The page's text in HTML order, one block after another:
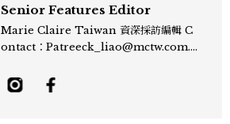
Senior Features Editor
Marie Claire Taiwan 資深採訪編輯 C
ontact：Patreeck_liao@mctw.com.t
敏銳的觀察力與敘事能力，撰寫出兼具深度
與美感的專題內容，長期關注亞洲娛樂、人